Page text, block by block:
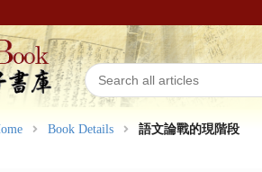
Book Details 語文論戰的現階段